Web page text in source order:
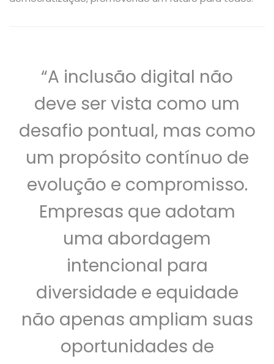
“A inclusão digital não
deve ser vista como um
desafio pontual, mas como
um propósito contínuo de
evolução e compromisso.
Empresas que adotam
uma abordagem
intencional para
diversidade e equidade
não apenas ampliam suas
oportunidades de